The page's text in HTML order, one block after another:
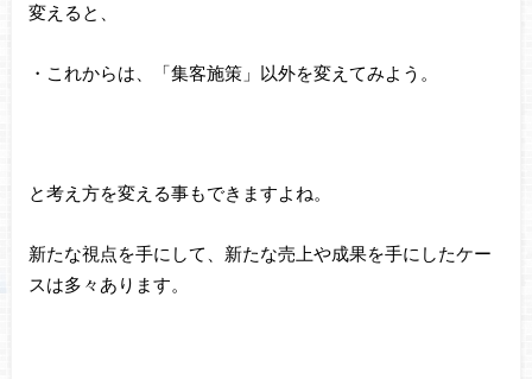
変えると、
・これからは、「集客施策」以外を変えてみよう。
と考え方を変える事もできますよね。
新たな視点を手にして、新たな売上や成果を手にしたケー
スは多々あります。